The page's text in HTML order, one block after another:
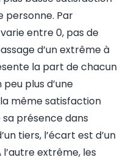
personne. Par
entre 0, pas de
d’un extrême à
la part de chacun
plus d’une
même satisfaction
présence dans
tiers, l’écart est d’un
l’autre extrême, les